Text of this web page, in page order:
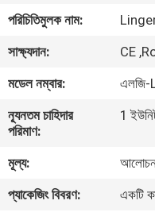
আমাদের
সম্পর্কে
কারখানা
ভ্রমণ
মান
নিয়ন্ত্রণ
পরিচিতিমুলক নাম:
সাক্ষ্যদান:
CE
মডেল নম্বার:
এলজি-
ন্যূনতম চাহিদার
পরিমাণ:
1
মূল্য:
প্যাকেজিং বিবরণ:
একটি